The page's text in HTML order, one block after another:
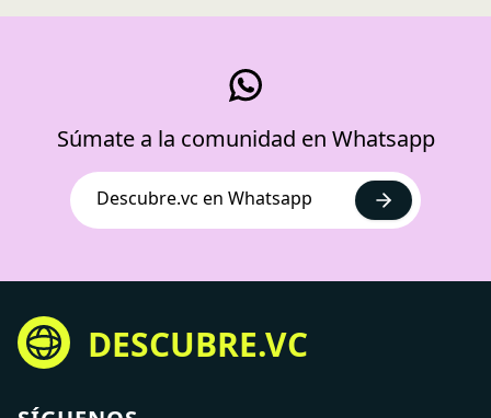
Súmate a la comunidad en Whatsapp
Descubre.vc en Whatsapp
DESCUBRE.VC